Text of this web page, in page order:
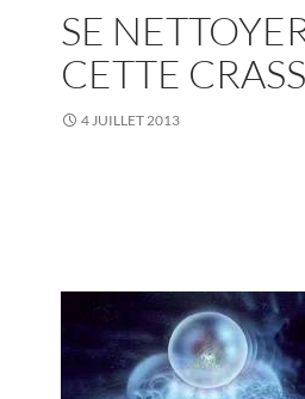
SE
CETTE
4 JUILLET 2013